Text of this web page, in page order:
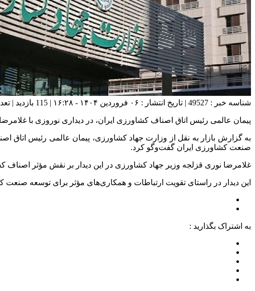
شناسه خبر : 49527 | تاریخ انتشار : ۰۶ فروردین ۱۴۰۴ - ۱۶:۲۸ | 115 بازدید | تعداد دیدگاه :
پیمان عالمی رئیس اتاق اصناف کشاورزی ایران، در دیداری نوروزی با
به گزارش بازار به نقل از وزارت جهاد کشاورزی، پیمان عالمی رئیس اتاق
صنعت کشاورزی ایران گفت‌وگو کرد.
غلامرضا نوری قزلجه وزیر جهاد کشاورزی در این دیدار بر نقش مؤثر اصناف
این دیدار در راستای تقویت ارتباطات و همکاری‌های مؤثر برای توسعه
به اشتراک بگذارید :